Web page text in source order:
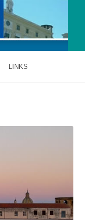
LINKS